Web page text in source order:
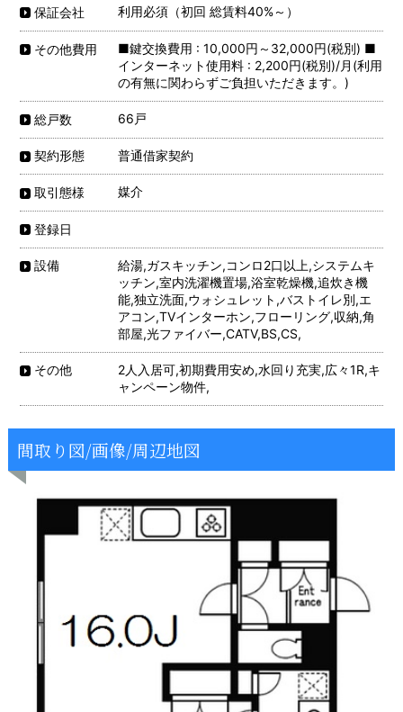
保証会社 利用必須（初回 総賃料40%～）
その他費用
■鍵交換費用 : 10,000円～32,000円(税別) ■
インターネット使用料 : 2,200円(税別)/月(利用
の有無に関わらずご負担いただきます。)
総戸数 66戸
契約形態 普通借家契約
取引態様 媒介
登録日
設備
給湯,ガスキッチン,コンロ2口以上,システムキ
ッチン,室内洗濯機置場,浴室乾燥機,追炊き機
能,独立洗面,ウォシュレット,バストイレ別,エ
アコン,TVインターホン,フローリング,収納,角
部屋,光ファイバー,CATV,BS,CS,
その他
2人入居可,初期費用安め,水回り充実,広々1R,キ
ャンペーン物件,
間取り図/画像/周辺地図